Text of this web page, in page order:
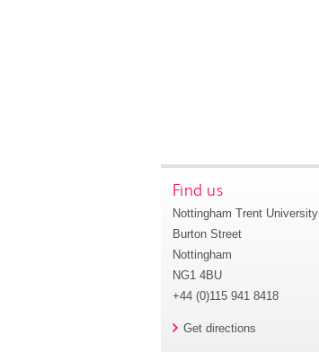
Find us
Nottingham Trent University
Burton Street
Nottingham
NG1 4BU
+44 (0)115 941 8418
Get directions